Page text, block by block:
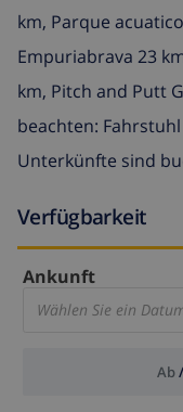
km, Parque
Empuriabrava 23
km, Pitch and Putt
beachten:
Unterkünfte sind
Verfügbarkeit
Ankunft
Wählen Sie ein
Ab/